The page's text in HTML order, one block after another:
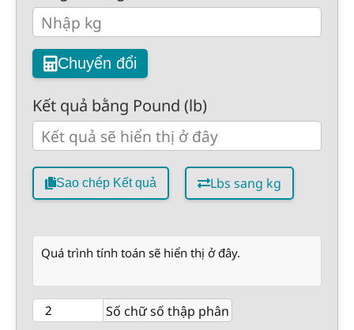
Chuyển đổi
Kết quả bằng Pound (lb)
Sao chép Kết quả Lbs sang kg
Quá trình tính toán sẽ hiển thị ở đây.
Số chữ số thập phân